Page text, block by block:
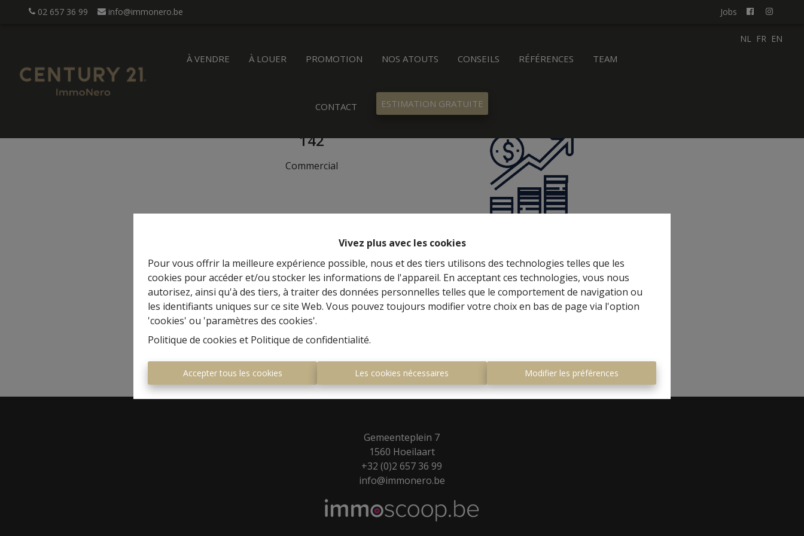
Vivez plus avec les cookies
Pour vous offrir la meilleure expérience possible, nous et des tiers utilisons des technologies telles que les
cookies pour accéder et/ou stocker les informations de l'appareil. En acceptant ces technologies, vous nous
autorisez, ainsi qu'à des tiers, à traiter des données personnelles telles que le comportement de navigation ou
les identifiants uniques sur ce site Web. Vous pouvez toujours modifier votre choix en bas de page via l'option
'cookies' ou 'paramètres des cookies'.
Politique de cookies et Politique de confidentialité.
Accepter tous les cookies Les cookies nécessaires Modifier les préférences
02 657 36 99 info@immonero.be Jobs
À VENDRE À LOUER PROMOTION NOS ATOUTS CONSEILS RÉFÉRENCES TEAM
CONTACT ESTIMATION GRATUITE
NL FR EN
142
Commercial
Gemeenteplein 7
1560 Hoeilaart
+32 (0)2 657 36 99
info@immonero.be